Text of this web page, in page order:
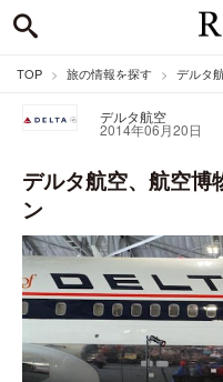
TOP 旅の情報を探す デルタ
デルタ航空
2014年06月20日
デルタ航空、航空博
ン